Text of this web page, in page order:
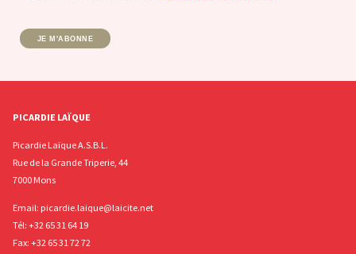
JE M'ABONNE
PICARDIE LAÏQUE
Picardie Laïque A.S.B.L.
Rue de la Grande Triperie, 44
7000 Mons
Email: picardie.laique@laicite.net
Tél: +32 65 31 64 19
Fax: +32 65 31 72 72